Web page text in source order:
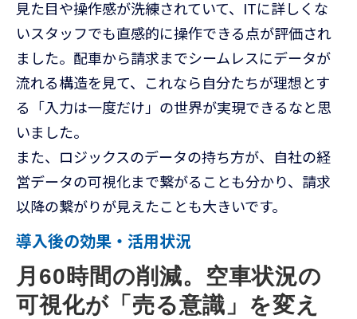
見た目や操作感が洗練されていて、ITに詳しくな
いスタッフでも直感的に操作できる点が評価され
ました。配車から請求までシームレスにデータが
流れる構造を見て、これなら自分たちが理想とす
る「入力は一度だけ」の世界が実現できるなと思
いました。
また、ロジックスのデータの持ち方が、自社の経
営データの可視化まで繋がることも分かり、請求
以降の繋がりが見えたことも大きいです。
導入後の効果・活用状況
月60時間の削減。空車状況の
可視化が「売る意識」を変え